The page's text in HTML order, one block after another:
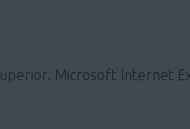
Microsoft Internet